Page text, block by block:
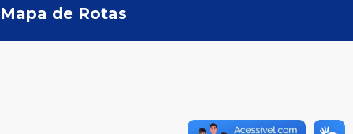
Mapa de Rotas